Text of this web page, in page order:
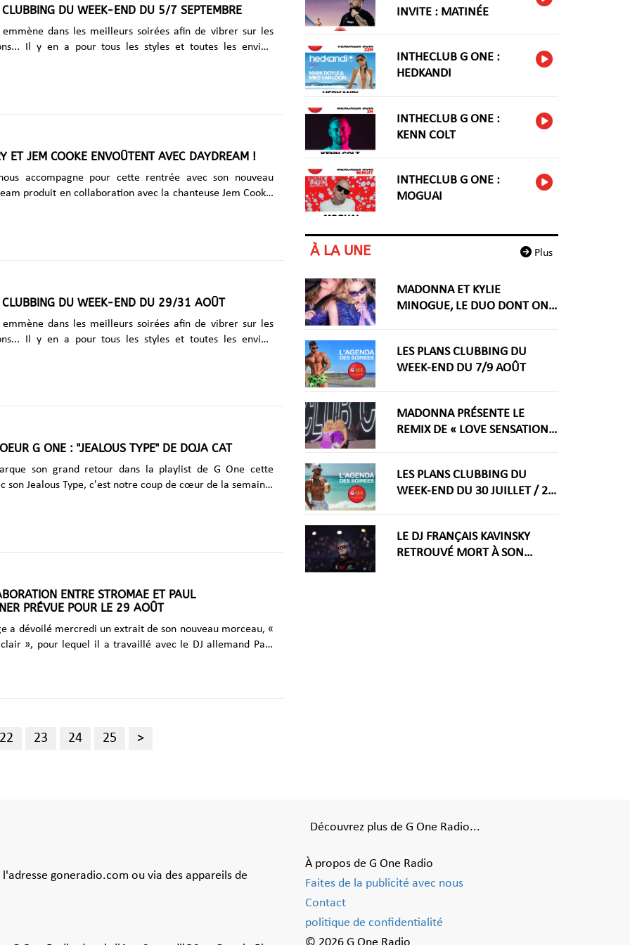
Stage fait rugir la hard......
CLUBBING DU WEEK-END DU 5/7 SEPTEMBRE
emmène dans les meilleurs soirées afin de vibrer sur les
Il y en a pour tous les styles et toutes les envies.
GIBUS par SMS au 7 10 71 + d'info Ce samedi dès......
ET JEM COOKE ENVOÛTENT AVEC DAYDREAM !
accompagne pour cette rentrée avec son nouveau
produit en collaboration avec la chanteuse Jem Cooke.
musicale hypnotique qui mêle house envoûtante et
CLUBBING DU WEEK-END DU 29/31 AOÛT
emmène dans les meilleurs soirées afin de vibrer sur les
Il y en a pour tous les styles et toutes les envies.
& Clubbing, 14 rue Benoit Bunico, 06300 Nice. + d'info It's
#9 - Dua X Billie à La Nuit (Paris) La Bitch Party......
G ONE : "JEALOUS TYPE" DE DOJA CAT
son grand retour dans la playlist de G One cette
son Jealous Type, c'est notre coup de cœur de la semaine.
finesse un thème universel : la jalousie. Un nouveau titre
ENTRE STROMAE ET PAUL
PRÉVUE POUR LE 29 AOÛT
a dévoilé mercredi un extrait de son nouveau morceau, «
», pour lequel il a travaillé avec le DJ allemand Paul
de la série Arcane, puis sa collaboration......
22 23 24 25 >
INVITE : MATINÉE
INTHECLUB G ONE :
HEDKANDI
INTHECLUB G ONE :
KENN COLT
INTHECLUB G ONE :
MOGUAI
Plus
À LA UNE
MADONNA ET KYLIE
MINOGUE, LE DUO DONT ON
LES PLANS CLUBBING DU
WEEK-END DU 7/9 AOÛT
MADONNA PRÉSENTE LE
REMIX DE « LOVE SENSATION »
2026
LES PLANS CLUBBING DU
WEEK-END DU 30 JUILLET / 2
LE DJ FRANÇAIS KAVINSKY
RETROUVÉ MORT À SON
goneradio.com ou via des appareils de
Découvrez plus de G One Radio...
À propos de G One Radio
Faites de la publicité avec nous
Contact
politique de confidentialité